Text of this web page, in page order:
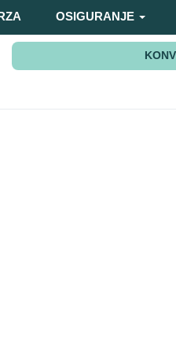
OSIGURANJE